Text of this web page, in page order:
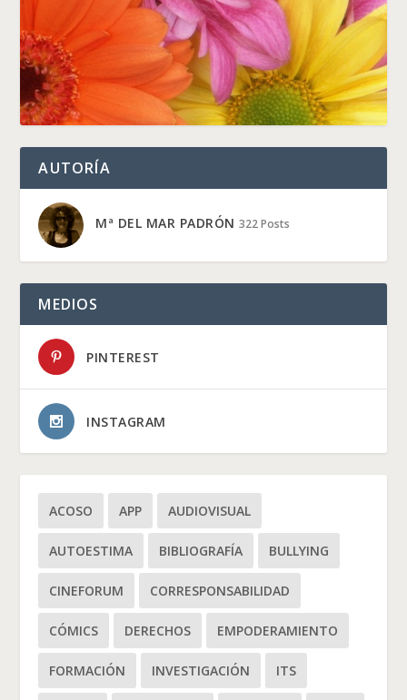
AUTORÍA
Mª DEL MAR PADRÓN 322 Posts
MEDIOS
PINTEREST
INSTAGRAM
ACOSO APP AUDIOVISUAL
AUTOESTIMA BIBLIOGRAFÍA BULLYING
CINEFORUM CORRESPONSABILIDAD
CÓMICS DERECHOS EMPODERAMIENTO
FORMACIÓN INVESTIGACIÓN ITS